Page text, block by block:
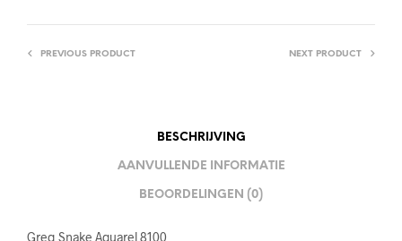
PREVIOUS PRODUCT NEXT PRODUCT
BESCHRIJVING
AANVULLENDE INFORMATIE
BEOORDELINGEN (0)
Greg Snake Aquarel 8100